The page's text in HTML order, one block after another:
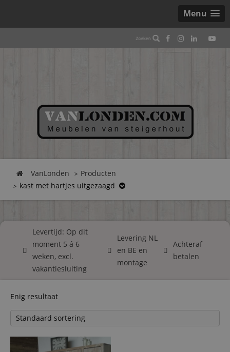
Menu
VanLonden
Producten
kast met hartjes uitgezaagd
Levertijd: Op dit
moment 5 á 6
weken, excl.
vakantiesluiting
Levering NL
en BE en
montage
Achteraf
betalen
Enig resultaat